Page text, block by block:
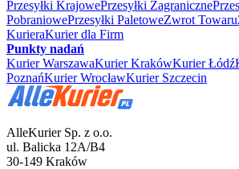
Przesyłki KrajowePrzesyłki Zagraniczne
PobraniowePrzesyłki PaletoweZwrot Towaru
KurieraKurier dla Firm
Punkty nadań
Kurier WarszawaKurier KrakówKurier Łódź
PoznańKurier WrocławKurier Szczecin
AlleKurier Sp. z o.o.
ul. Balicka 12A/B4
30-149 Kraków